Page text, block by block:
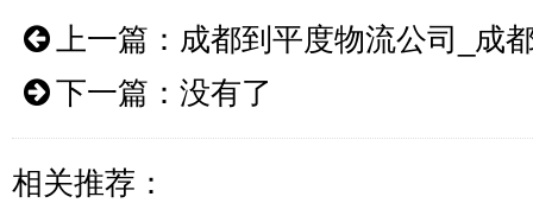
上一篇： 成都到平度物流公司_成
下一篇：没有了
相关推荐：